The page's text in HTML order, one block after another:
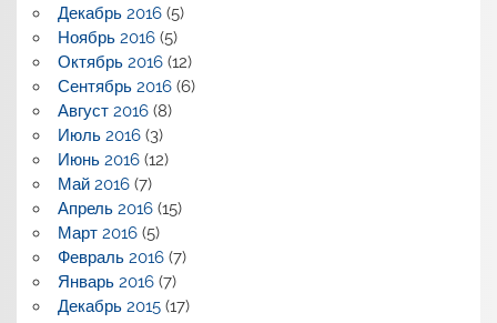
Декабрь 2016(5)
Ноябрь 2016(5)
Октябрь 2016(12)
Сентябрь 2016(6)
Август 2016(8)
Июль 2016(3)
Июнь 2016(12)
Май 2016(7)
Апрель 2016(15)
Март 2016(5)
Февраль 2016(7)
Январь 2016(7)
Декабрь 2015(17)